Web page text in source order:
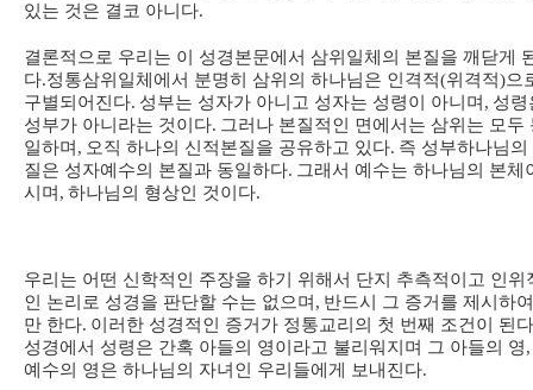
있는 것은 결코 아니다.
결론적으로 우리는 이 성경본문에서 삼위일체의 본질을 깨닫게
다.정통삼위일체에서 분명히 삼위의 하나님은 인격적(위격적)으
구별되어진다. 성부는 성자가 아니고 성자는 성령이 아니며 , 성령
성부가 아니라는 것이다. 그러나 본질적인 면에서는 삼위는 모두
일하며 , 오직 하나의 신적본질을 공유하고 있다. 즉 성부하나님의
질은 성자예수의 본질과 동일하다. 그래서 예수는 하나님의 본체
시며 , 하나님의 형상인 것이다.
우리는 어떤 신학적인 주장을 하기 위해서 단지 추측적이고 인위
인 논리로 성경을 판단할 수는 없으며 , 반드시 그 증거를 제시하
만 한다. 이러한 성경적인 증거가 정통교리의 첫 번째 조건이 된다
성경에서 성령은 간혹 아들의 영이라고 불리워지며 그 아들의 영,
예수의 영은 하나님의 자녀인 우리들에게 보내진다.